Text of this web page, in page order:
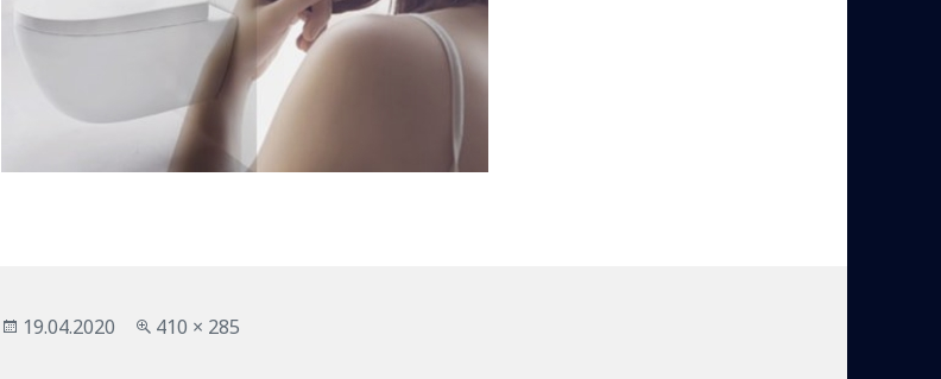
Опубликовано
19.04.2020
Полный
410 × 285